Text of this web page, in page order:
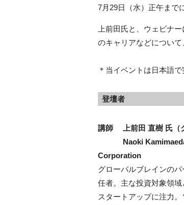
7月29日（水）正午まで
上前田氏と、ウェビナ
のキャリアなどについて
＊当イベントは日本語
登壇者
講師
上前田 直樹 氏（
Naoki Kamimaeda,
Corporation
グローバルブレインの
任者。主な投資対象領
スタートアップに注力